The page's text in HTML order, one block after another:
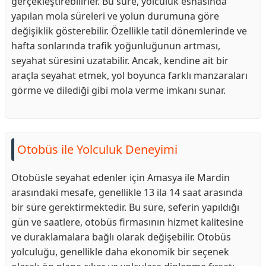
yapılan mola süreleri ve yolun durumuna göre
değişiklik gösterebilir. Özellikle tatil dönemlerinde ve
hafta sonlarında trafik yoğunluğunun artması,
seyahat süresini uzatabilir. Ancak, kendine ait bir
araçla seyahat etmek, yol boyunca farklı manzaraları
görme ve dilediği gibi mola verme imkanı sunar.
Otobüs ile Yolculuk Deneyimi
Otobüsle seyahat edenler için Amasya ile Mardin
arasındaki mesafe, genellikle 13 ila 14 saat arasında
bir süre gerektirmektedir. Bu süre, seferin yapıldığı
gün ve saatlere, otobüs firmasının hizmet kalitesine
ve duraklamalara bağlı olarak değişebilir. Otobüs
yolculuğu, genellikle daha ekonomik bir seçenek